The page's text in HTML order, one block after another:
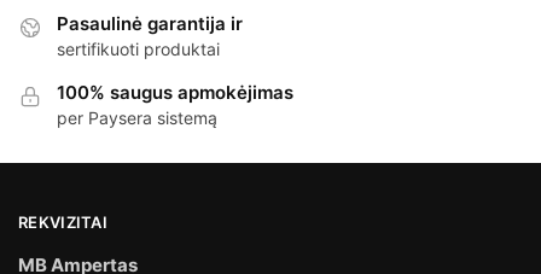
Pasaulinė garantija ir
sertifikuoti produktai
100% saugus apmokėjimas
per Paysera sistemą
REKVIZITAI
MB Ampertas